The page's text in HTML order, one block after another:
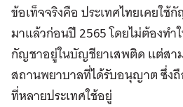
ข้อเท็จจริงคือ ประเทศไทยเคยใช้
มาแล้วก่อนปี 2565 โดยไม่ต้องท
กัญชาอยู่ในบัญชียาเสพติด แต่สา
สถานพยาบาลที่ได้รับอนุญาต ซึ่งถื
ที่หลายประเทศใช้อยู่